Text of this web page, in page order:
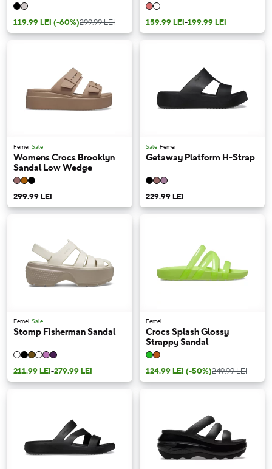
119.99 LEI (-60%)299.99 LEI 159.99 LEI-199.99 LEI
Femei Sale
Womens Crocs Brooklyn
Sandal Low Wedge
299.99 LEI
Sale Femei
Getaway Platform H-Strap
229.99 LEI
Femei Sale
Stomp Fisherman Sandal
211.99 LEI-279.99 LEI
Femei
Crocs Splash Glossy
Strappy Sandal
124.99 LEI (-50%)249.99 LEI